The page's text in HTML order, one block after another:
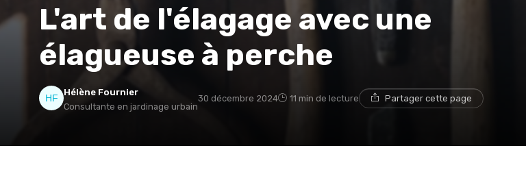
L'art de l'élagage avec une
élagueuse à perche
Hélène Fournier
Consultante en jardinage urbain
30 décembre 2024 11 min de lecture Partager cette page